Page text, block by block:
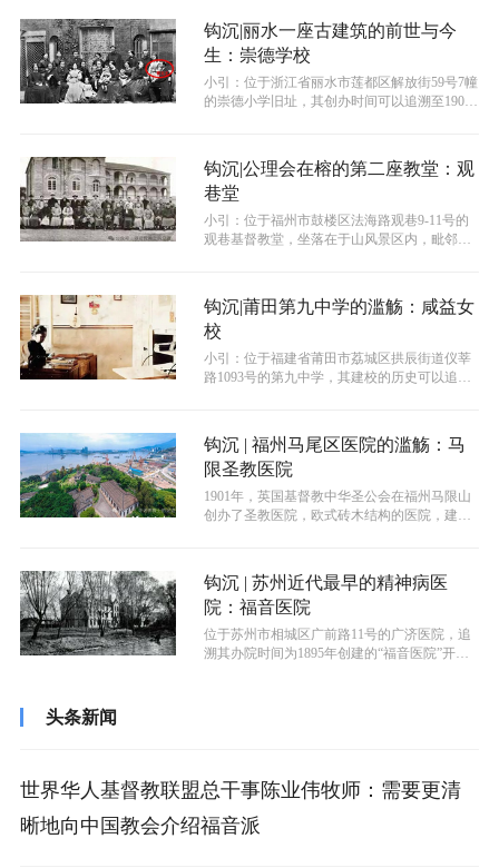
钩沉|丽水一座古建筑的前世与今
生：崇德学校
小引：位于浙江省丽水市莲都区解放街59号7幢
的崇德小学旧址，其创办时间可以追溯至1901
钩沉|公理会在榕的第二座教堂：观
巷堂
小引：位于福州市鼓楼区法海路观巷9-11号的
观巷基督教堂，坐落在于山风景区内，毗邻鳌
钩沉|莆田第九中学的滥觞：咸益女
校
小引：位于福建省莆田市荔城区拱辰街道仪莘
路1093号的第九中学，其建校的历史可以追溯
钩沉 | 福州马尾区医院的滥觞：马
限圣教医院
​1901年，英国基督教中华圣公会在福州马限山
创办了圣教医院，欧式砖木结构的医院，建筑
钩沉 | 苏州近代最早的精神病医
院：福音医院
位于苏州市相城区广前路11号的广济医院，追
溯其办院时间为1895年创建的“福音医院”开
头条新闻
世界华人基督教联盟总干事陈业伟牧师：需要更清
晰地向中国教会介绍福音派